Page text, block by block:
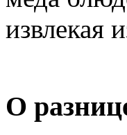
извлекая
О